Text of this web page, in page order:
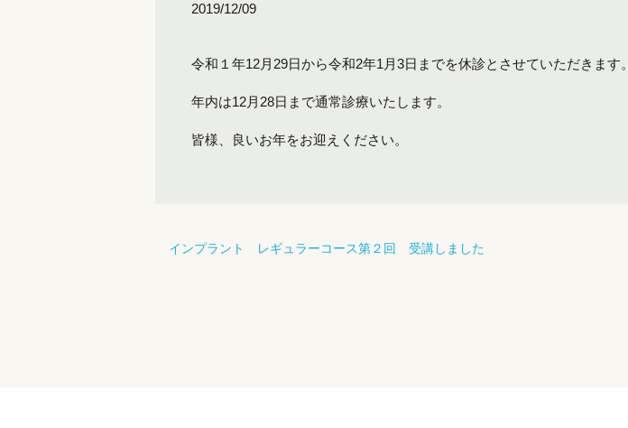
2019/12/09
令和１年12月29日から令和2年1月3日までを休診とさせていただきます。
年内は12月28日まで通常診療いたします。
皆様、良いお年をお迎えください。
インプラント レギュラーコース第２回 受講しました